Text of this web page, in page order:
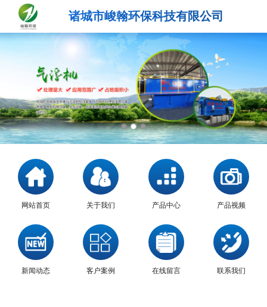
诸城市峻翰环保科技有限公司
网站首页 关于我们 产品中心 产品视频
新闻动态 客户案例 在线留言 联系我们